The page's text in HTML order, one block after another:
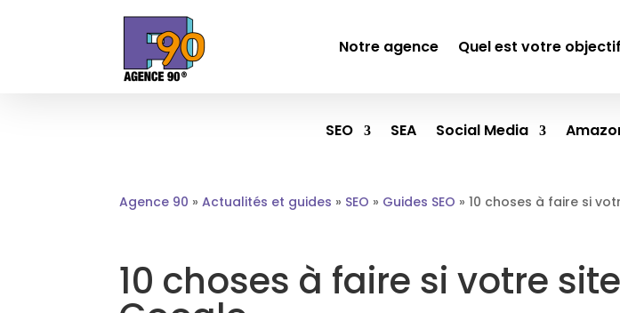
Notre agence Quel est votre
SEO SEA Social Media
Agence 90 »Actualités et guides » SEO » Guides SEO »10 choses à faire si
10 choses à faire si votre